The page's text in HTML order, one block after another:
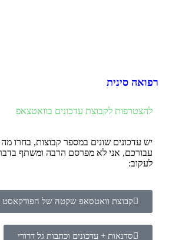
רפואה סינית
להצטרפות לקבוצת עדכונים בוואטצאפ
יש עדכונים שונים במספר קבוצות, בחרו
עבורכם, אני לא מפרסם הרבה ומשתף
לעקוב:
קבוצת וואטסאפ שקטה של הפודקאסט
סדנאות + עדכונים וכתבות גל דרורי